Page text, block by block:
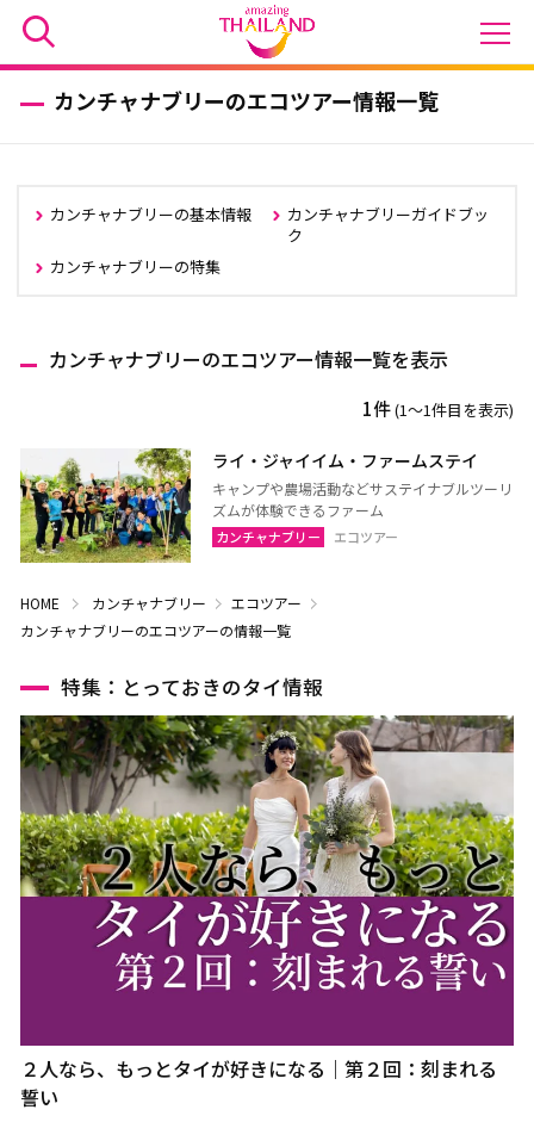
カンチャナブリーのエコツアー情報一覧
カンチャナブリーの基本情報
カンチャナブリーガイドブッ
ク
カンチャナブリーの特集
カンチャナブリーのエコツアー情報一覧を表示
1件(1〜1件目を表示)
ライ・ジャイイム・ファームステイ
キャンプや農場活動などサステイナブルツーリ
ズムが体験できるファーム
カンチャナブリー エコツアー
HOME カンチャナブリー
エコツアー
カンチャナブリーのエコツアーの情報一覧
特集：とっておきのタイ情報
２人なら、もっとタイが好きになる｜第２回：刻まれる
誓い